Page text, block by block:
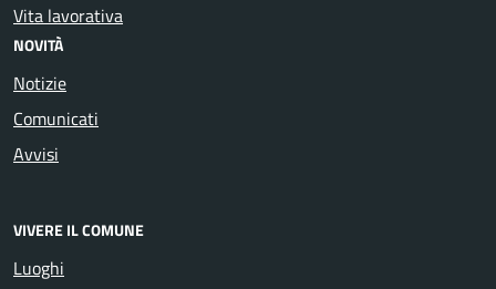
Vita lavorativa
NOVITÀ
Notizie
Comunicati
Avvisi
VIVERE IL COMUNE
Luoghi